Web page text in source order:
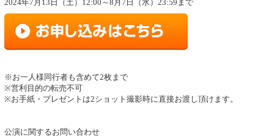
2024年7月13日（土）12:00～8月7日（水）23:59まで
※お一人様同行者も含めて2枚まで
※営利目的の転売不可
※お手紙・プレゼントは2ショット撮影時に直接お渡し頂けます。
公演に関するお問い合わせ